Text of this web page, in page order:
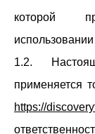
которой
1.2.
применяется
https://